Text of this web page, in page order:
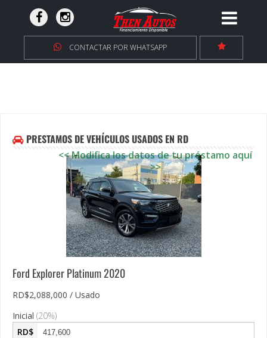
CONTACTAR POR WHATSAPP
PRESTAMOS DE VEHÍCULOS USADOS EN RD
<< Modifica los datos de tu préstamo aquí
>>
Ford Explorer Platinum2020
RD$2,088,000 / Usado
Inicial (20%)
RD$